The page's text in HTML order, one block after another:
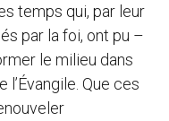
temps qui, par leur
par la foi, ont pu –
le milieu dans
Que ces